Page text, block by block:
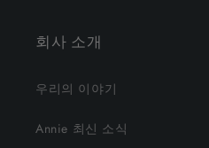
회사 소개
우리의 이야기
Annie 최신 소식